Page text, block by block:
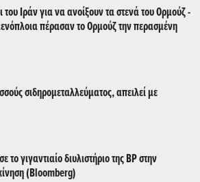
Ιράν για να ανοίξουν τα στενά του Ορμούζ -
πέρασαν το Ορμούζ την περασμένη
σιδηρομεταλλεύματος, απειλεί με
γιγαντιαίο διυλιστήριο της BP στην
(Βloomberg)